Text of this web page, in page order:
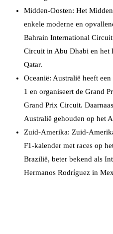
Midden-Oosten: Het
enkele moderne en
Bahrain International
Circuit in Abu Dhabi en
Qatar.
Oceanië: Australië heeft
1 en organiseert de Grand
Grand Prix Circuit.
Australië gehouden op het
Zuid-Amerika: Zuid-
F1-kalender met races op
Brazilië, beter bekend als
Hermanos Rodríguez in